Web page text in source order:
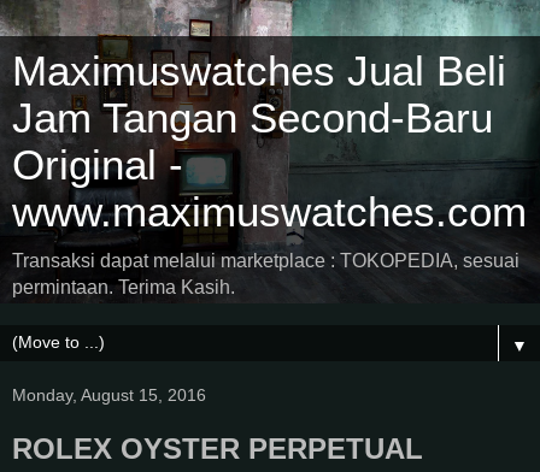
Maximuswatches Jual Beli
Jam Tangan Second-Baru
Original -
www.maximuswatches.com
Transaksi dapat melalui marketplace : TOKOPEDIA, sesuai
permintaan. Terima Kasih.
▼
Monday, August 15, 2016
ROLEX OYSTER PERPETUAL